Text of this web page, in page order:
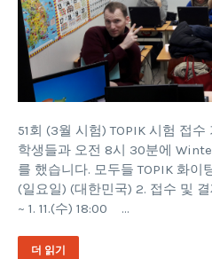
51회 (3월 시험) TOPIK 시험 접
학생들과 오전 8시 30분에
를 했습니다. 모두들 TOPIK 화이
(일요일) (대한민국) 2. 접수 및
~ 1. 11.(수) 18:00 …
더 읽기